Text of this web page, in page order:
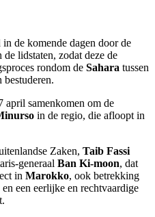
de komende dagen door de
de lidstaten, zodat deze de
rondom de Sahara tussen
bestuderen.
april samenkomen om de
in de regio, die afloopt in
Zaken, Taib Fassi
generaal Ban Ki-moon, dat
in Marokko, ook betrekking
en een eerlijke en rechtvaardige